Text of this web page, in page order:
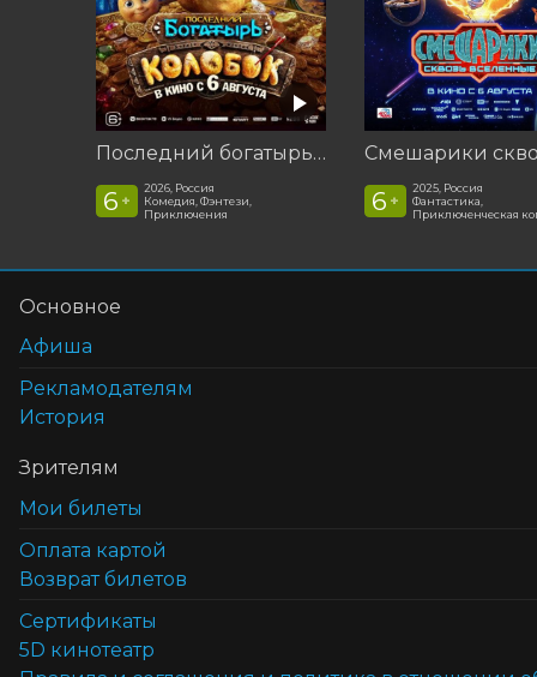
Последний богатырь. Колобок
6 +
2026, Россия
Комедия, Фэнтези,
Приключения
6 +
2025, Россия
Фантастика,
Приключенческая
Основное
Афиша
Рекламодателям
История
Зрителям
Мои билеты
Оплата картой
Возврат билетов
Cертификаты
5D кинотеатр